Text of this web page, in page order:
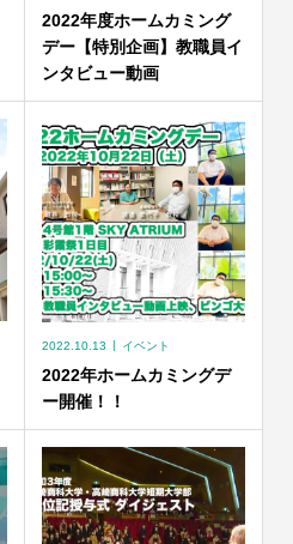
2022年度ホームカミング
デー【特別企画】教職員イ
ンタビュー動画
2022.10.13 イベント
2022年ホームカミングデ
ー開催！！